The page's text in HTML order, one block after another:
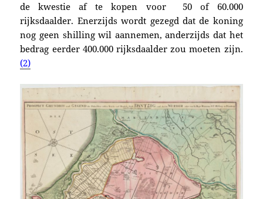
de kwestie af te kopen voor 50 of 60.000
rijksdaalder. Enerzijds wordt gezegd dat de koning
nog geen shilling wil aannemen, anderzijds dat het
bedrag eerder 400.000 rijksdaalder zou moeten zijn.
(2)